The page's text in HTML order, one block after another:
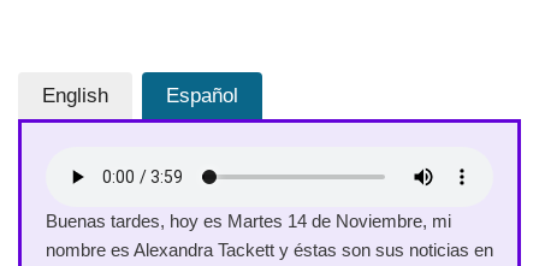
English Español
Buenas tardes, hoy es Martes 14 de Noviembre, mi
nombre es Alexandra Tackett y éstas son sus noticias en